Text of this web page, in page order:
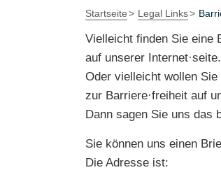
Startseite Legal Links
Vielleicht finden Sie eine
auf unserer Internet·seite.
Oder vielleicht wollen Sie
zur Barriere·freiheit auf
Dann sagen Sie uns das
Sie können uns einen
Die Adresse ist: